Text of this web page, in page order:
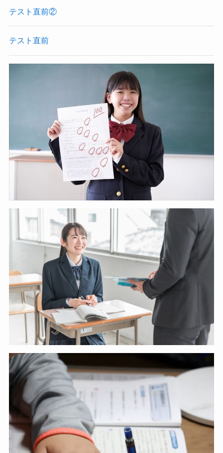
テスト直前②
テスト直前